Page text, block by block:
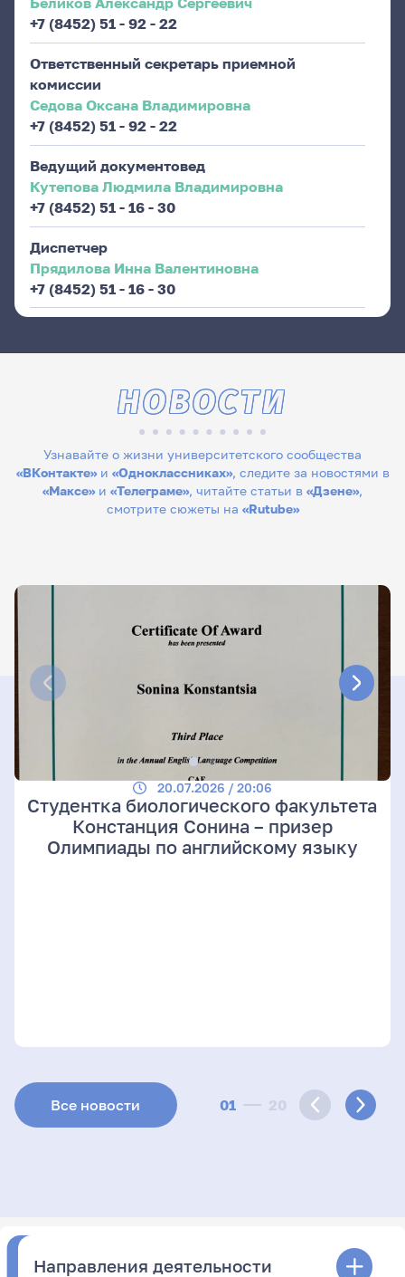
+7 (8452) 51 - 92 - 22
Ответственный секретарь приемной
комиссии
Седова Оксана Владимировна
+7 (8452) 51 - 92 - 22
Ведущий документовед
Кутепова Людмила Владимировна
+7 (8452) 51 - 16 - 30
Диспетчер
Прядилова Инна Валентиновна
+7 (8452) 51 - 16 - 30
Узнавайте о жизни университетского сообщества
«ВКонтакте»и «Одноклассниках», следите за новостями в
«Максе» и «Телеграме», читайте статьи в «Дзене»,
смотрите сюжеты на «Rutube»
НОВОСТИ
01 20
20.07.2026 / 20:06
Студентка биологического факультета
Констанция Сонина – призер
Олимпиады по английскому языку
Все новости
Направления деятельности